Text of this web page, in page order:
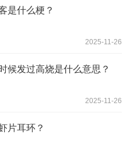
是什么梗？
2025-11-26
候发过高烧是什么意思？
2025-11-26
片耳环？